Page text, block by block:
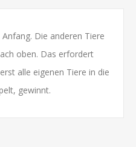
Die anderen Tiere
oben. Das erfordert
alle eigenen Tiere in die
gewinnt.